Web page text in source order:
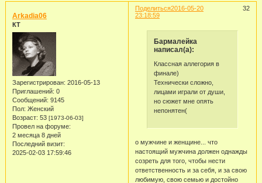
Поделиться 32
2016-05-20
23:18:59
Arkadia06
КТ
Зарегистрирован: 2016-05-13
Приглашений: 0
Сообщений: 9145
Пол: Женский
Возраст: 53 [1973-06-03]
Провел на форуме:
2 месяца 8 дней
Последний визит:
2025-02-03 17:59:46
Бармалейка
написал(а):
Классная аллегория в
финале)
Технически сложно,
лицами играли от души,
но сюжет мне опять
непонятен(
о мужчине и женщине... что
настоящий мужчина должен однажды
созреть для того, чтобы нести
ответственность и за себя, и за свою
любимую, свою семью и достойно